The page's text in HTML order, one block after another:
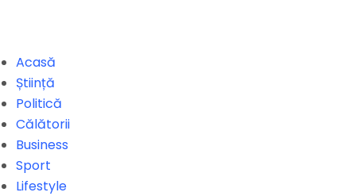
Acasă
Știință
Politică
Călătorii
Business
Sport
Lifestyle